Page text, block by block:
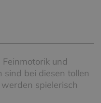
und
bei diesen tollen
spielerisch